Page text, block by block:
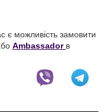
є можливість замовити
Ambassador в